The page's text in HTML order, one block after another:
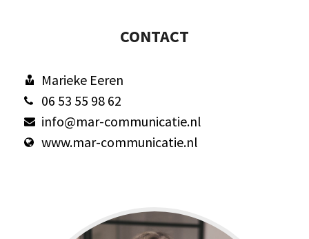
CONTACT
Marieke Eeren
06 53 55 98 62
info@mar-communicatie.nl
www.mar-communicatie.nl